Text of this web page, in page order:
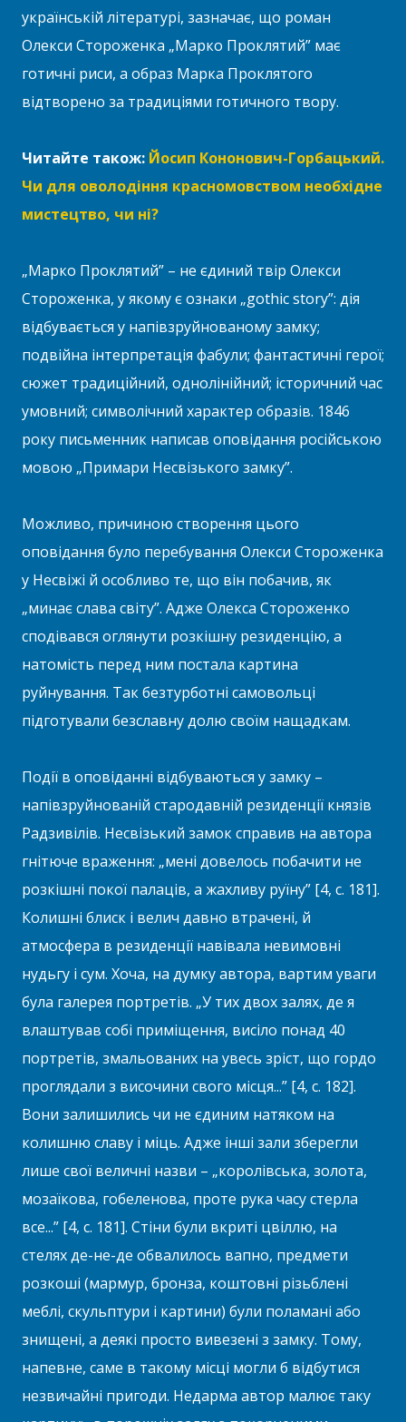
українській літературі, зазначає, що роман
Олекси Стороженка „Марко Проклятий” має
готичні риси, а образ Марка Проклятого
відтворено за традиціями готичного твору.
Читайте також: Йосип Кононович-Горбацький.
Чи для оволодіння красномовством необхідне
мистецтво, чи ні?
„Марко Проклятий” – не єдиний твір Олекси
Стороженка, у якому є ознаки „gothic story”: дія
відбувається у напівзруйнованому замку;
подвійна інтерпретація фабули; фантастичні герої;
сюжет традиційний, однолінійний; історичний час
умовний; символічний характер образів. 1846
року письменник написав оповідання російською
мовою „Примари Несвізького замку”.
Можливо, причиною створення цього
оповідання було перебування Олекси Стороженка
у Несвіжі й особливо те, що він побачив, як
„минає слава світу”. Адже Олекса Стороженко
сподівався оглянути розкішну резиденцію, а
натомість перед ним постала картина
руйнування. Так безтурботні самовольці
підготували безславну долю своїм нащадкам.
Події в оповіданні відбуваються у замку –
напівзруйнованій стародавній резиденції князів
Радзивілів. Несвізький замок справив на автора
гнітюче враження: „мені довелось побачити не
розкішні покої палаців, а жахливу руїну” [4, с. 181].
Колишні блиск і велич давно втрачені, й
атмосфера в резиденції навівала невимовні
нудьгу і сум. Хоча, на думку автора, вартим уваги
була галерея портретів. „У тих двох залях, де я
влаштував собі приміщення, висіло понад 40
портретів, змальованих на увесь зріст, що гордо
проглядали з височини свого місця...” [4, с. 182].
Вони залишились чи не єдиним натяком на
колишню славу і міць. Адже інші зали зберегли
лише свої величні назви – „королівська, золота,
мозаїкова, гобеленова, проте рука часу стерла
все...” [4, с. 181]. Стіни були вкриті цвіллю, на
стелях де-не-де обвалилось вапно, предмети
розкоші (мармур, бронза, коштовні різьблені
меблі, скульптури і картини) були поламані або
знищені, а деякі просто вивезені з замку. Тому,
напевне, саме в такому місці могли б відбутися
незвичайні пригоди. Недарма автор малює таку